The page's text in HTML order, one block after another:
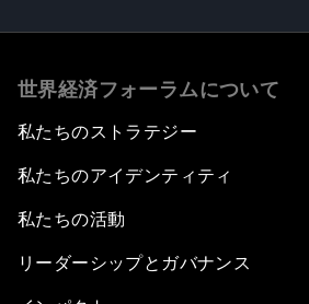
世界経済フォーラムについて
私たちのストラテジー
私たちのアイデンティティ
私たちの活動
リーダーシップとガバナンス